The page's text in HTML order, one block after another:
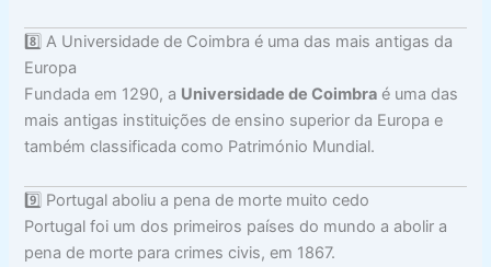
8️⃣ A Universidade de Coimbra é uma das mais antigas da
Europa
Fundada em 1290, a Universidade de Coimbra é uma das
mais antigas instituições de ensino superior da Europa e
também classificada como Património Mundial.
9️⃣ Portugal aboliu a pena de morte muito cedo
Portugal foi um dos primeiros países do mundo a abolir a
pena de morte para crimes civis, em 1867.